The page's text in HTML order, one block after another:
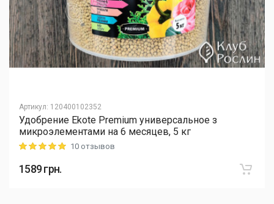
Артикул: 120400102352
Удобрение Ekote Premium универсальное з
микроэлементами на 6 месяцев, 5 кг
Rating: 5 out of 510 отзывов
1589грн.